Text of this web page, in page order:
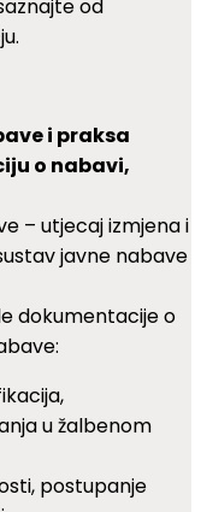
od
i praksa
o nabavi,
– utjecaj izmjena i
javne nabave
dokumentacije o
u žalbenom
postupanje